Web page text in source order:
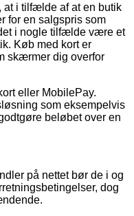
i tilfælde af at en butik
for en salgspris som
i nogle tilfælde være et
Køb med kort er
skærmer dig overfor
eller MobilePay.
som eksempelvis
beløbet over en
på nettet bør de i og
dog